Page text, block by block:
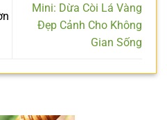
Mini: Dừa Còi Lá Vàng
Đẹp Cảnh Cho Không
Gian Sống